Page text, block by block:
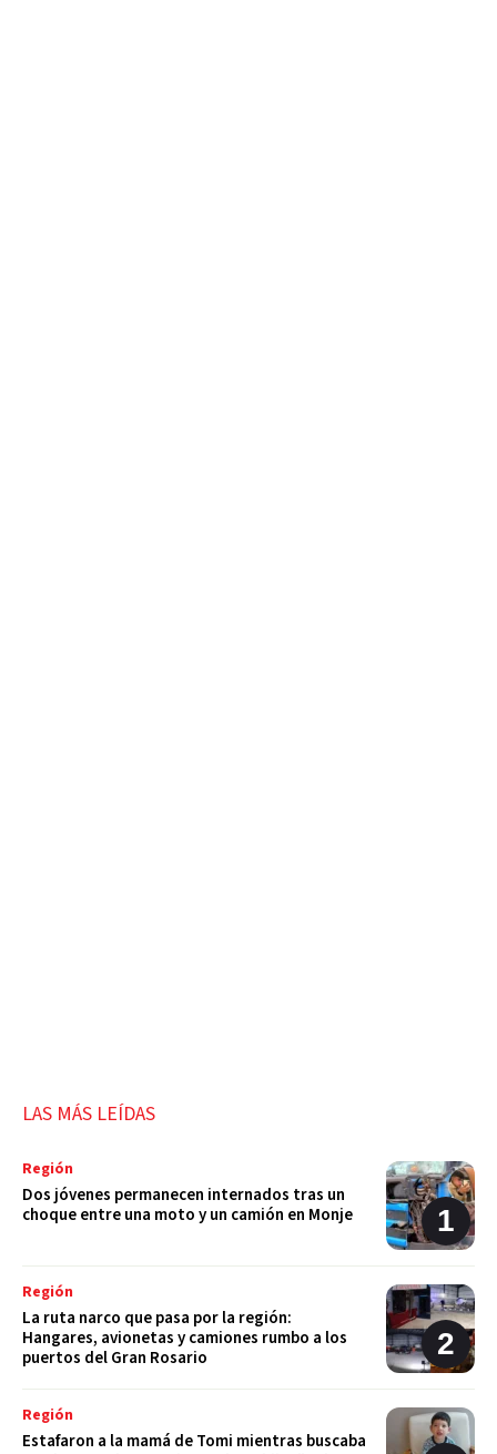
LAS MÁS LEÍDAS
Región
Dos jóvenes permanecen internados tras un
choque entre una moto y un camión en Monje
Región
La ruta narco que pasa por la región:
Hangares, avionetas y camiones rumbo a los
puertos del Gran Rosario
Región
Estafaron a la mamá de Tomi mientras buscaba